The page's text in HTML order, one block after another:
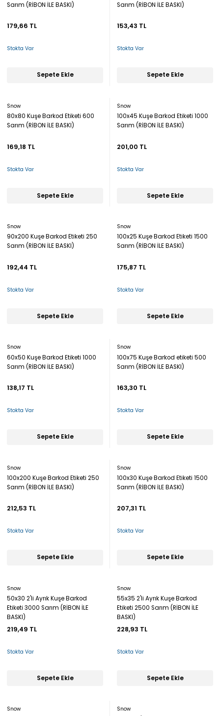
Sarım (RİBON İLE BASKI)
179,66 TL
Stokta Var
Sepete Ekle
Sarım (RİBON İLE BASKI)
153,43 TL
Stokta Var
Sepete Ekle
Snow
80x80 Kuşe Barkod Etiketi 600
Sarım (RİBON İLE BASKI)
169,18 TL
Stokta Var
Sepete Ekle
Snow
100x45 Kuşe Barkod Etiketi 1000
Sarım (RİBON İLE BASKI)
201,00 TL
Stokta Var
Sepete Ekle
Snow
90x200 Kuşe Barkod Etiketi 250
Sarım (RİBON İLE BASKI)
192,44 TL
Stokta Var
Sepete Ekle
Snow
100x25 Kuşe Barkod Etiketi 1500
Sarım (RİBON İLE BASKI)
175,87 TL
Stokta Var
Sepete Ekle
Snow
60x50 Kuşe Barkod Etiketi 1000
Sarım (RİBON İLE BASKI)
138,17 TL
Stokta Var
Sepete Ekle
Snow
100x75 Kuşe Barkod etiketi 500
Sarım (RİBON İLE BASKI)
163,30 TL
Stokta Var
Sepete Ekle
Snow
100x200 Kuşe Barkod Etiketi 250
Sarım (RİBON İLE BASKI)
212,53 TL
Stokta Var
Sepete Ekle
Snow
100x30 Kuşe Barkod Etiketi 1500
Sarım (RİBON İLE BASKI)
207,31 TL
Stokta Var
Sepete Ekle
Snow
50x30 2'li Ayrık Kuşe Barkod
Etiketi 3000 Sarım (RİBON İLE
BASKI)
219,49 TL
Stokta Var
Sepete Ekle
Snow
55x35 2'li Ayrık Kuşe Barkod
Etiketi 2500 Sarım (RİBON İLE
BASKI)
228,93 TL
Stokta Var
Sepete Ekle
Snow Snow